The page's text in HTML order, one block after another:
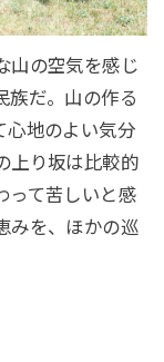
山の空気を感じ
族だ。山の作る
心地のよい気分
上り坂は比較的
って苦しいと感
みを、ほかの巡